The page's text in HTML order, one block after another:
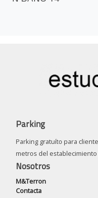
Parking
Parking gratuíto para
metros del
Nosotros
M&Terron
Contacta